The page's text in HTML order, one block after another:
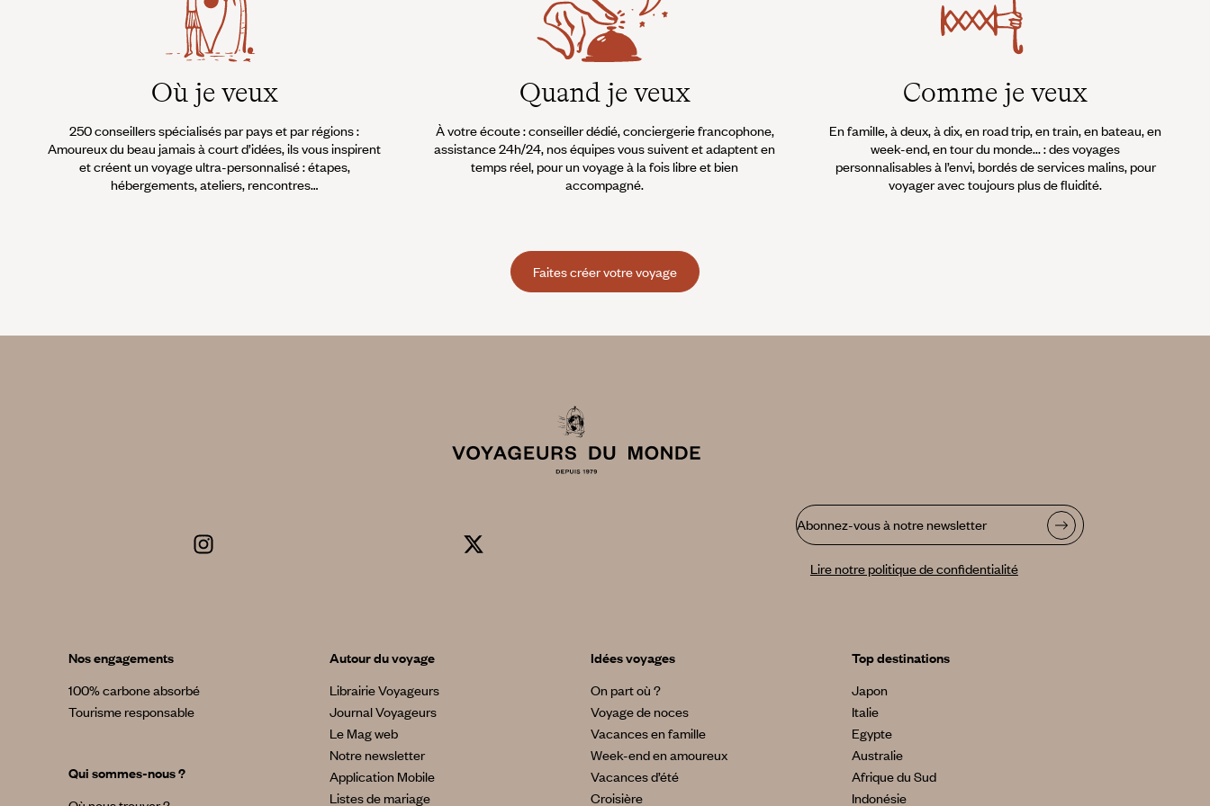
Vivre un moment unique lors de son voyage en Europe du Nord :
à bosse, des dauphins et autres petits rorquals, un guide spécialisé vous aidant à mieux connaître ces animaux. Expérience fabuleuse… mais gare au mal de mer !
- Se payer la tournée des fermes : On prend place à bord d'un 4X4 cette fois et on se lance dans une journée bien remplie autour du lac Myvatn pour aller découvrir les métiers de la terre. Chaleureuses
rencontres avec des agriculteurs et des éleveurs passionnés, élevages bruyants et odorants de vaches, de moutons, de chevaux et de chèvres, dégustation de produits locaux, découverte de l'artisanat
paysan… On vous dépeint un tableau authentique de la vie rurale islandaise.
Où je veux
250 conseillers spécialisés par pays et par régions :
Amoureux du beau jamais à court d’idées, ils vous inspirent
et créent un voyage ultra-personnalisé : étapes,
hébergements, ateliers, rencontres…
Quand je veux
À votre écoute : conseiller dédié, conciergerie francophone,
assistance 24h/24, nos équipes vous suivent et adaptent en
temps réel, pour un voyage à la fois libre et bien
accompagné.
Comme je veux
En famille, à deux, à dix, en road trip, en train, en bateau, en
week-end, en tour du monde... : des voyages
personnalisables à l’envi, bordés de services malins, pour
voyager avec toujours plus de fluidité.
Faites créer votre voyage
Abonnez-vous à notre newsletter
Lire notre politique de confidentialité
Nos engagements
100% carbone absorbé
Tourisme responsable
Qui sommes-nous ?
Autour du voyage
Librairie Voyageurs
Journal Voyageurs
Le Mag web
Notre newsletter
Application Mobile
Listes de mariage
Idées voyages
On part où ?
Voyage de noces
Vacances en famille
Week-end en amoureux
Vacances d’été
Croisière
Top destinations
Japon
Italie
Egypte
Australie
Afrique du Sud
Indonésie